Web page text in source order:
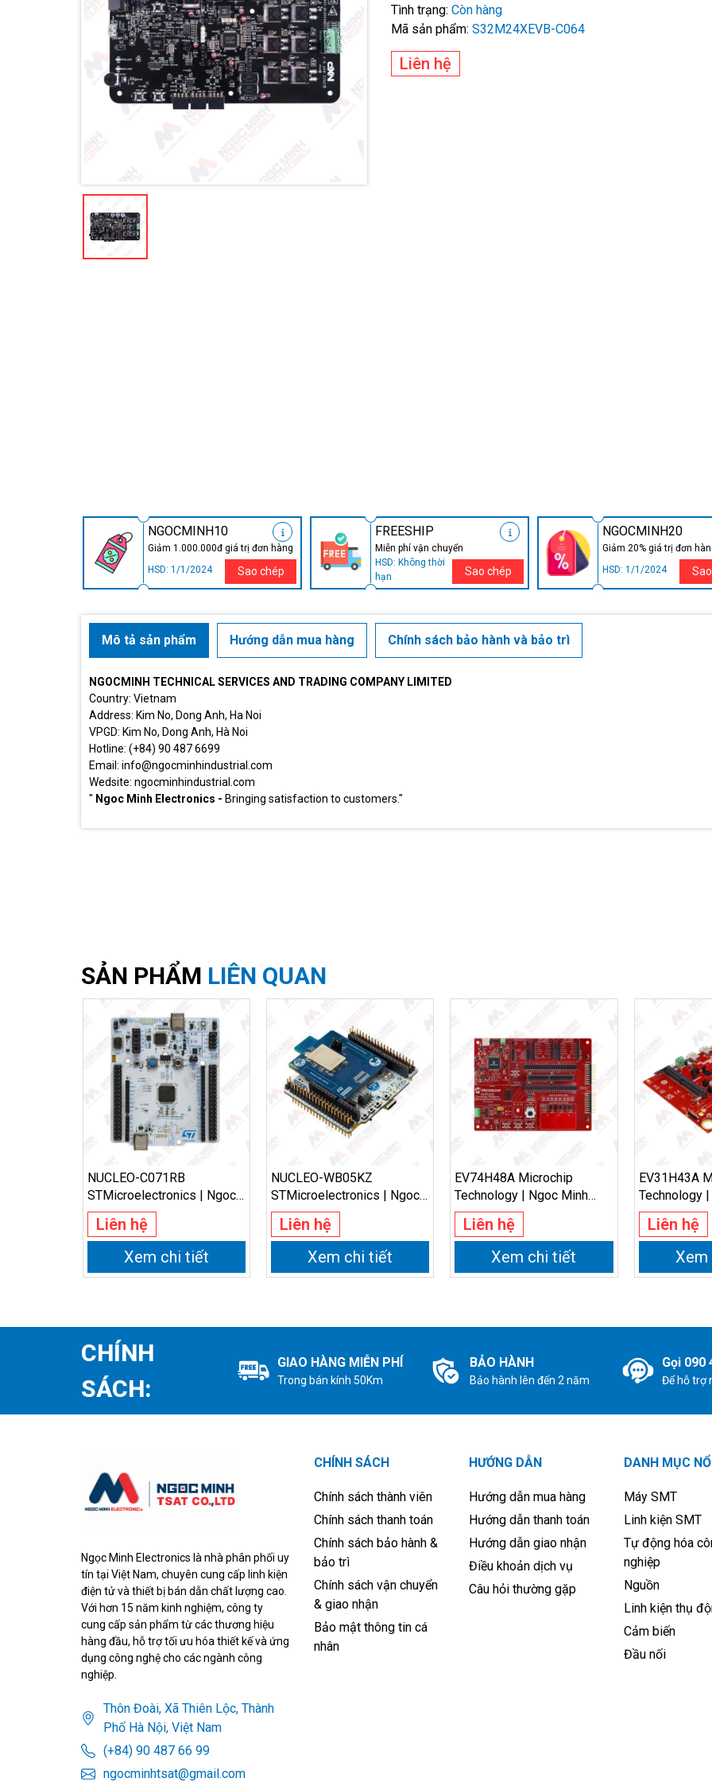
Tình trạng: Còn hàng
Mã sản phẩm: S32M24XEVB-C064
Liên hệ
NGOCMINH10
Giảm 1.000.000đ giá trị đơn hàng
HSD: 1/1/2024
Sao chép
FREESHIP
Miễn phí vận chuyển
HSD: Không thời
hạn
Sao chép
NGOCMINH20
Giảm 20% giá trị đơn
HSD: 1/1/2024
Mô tả sản phẩm Hướng dẫn mua hàng Chính sách bảo hành và bảo trì
NGOCMINH TECHNICAL SERVICES AND TRADING COMPANY LIMITED
Country: Vietnam
Address: Kim No, Dong Anh, Ha Noi
VPGD: Kim No, Dong Anh, Hà Noi
Hotline: (+84) 90 487 6699
Email: info@ngocminhindustrial.com
Wedsite: ngocminhindustrial.com
" Ngoc Minh Electronics - Bringing satisfaction to customers."
SẢN PHẨM LIÊN QUAN
NUCLEO-C071RB
STMicroelectronics | Ngoc
Minh Electronics
Liên hệ
Xem chi tiết
NUCLEO-WB05KZ
STMicroelectronics | Ngoc
Minh Electronics
Liên hệ
Xem chi tiết
EV74H48A Microchip
Technology | Ngoc Minh
Electronics
Liên hệ
Xem chi tiết
EV31H43A
Technology
Electronics
Liên hệ
CHÍNH
SÁCH:
GIAO HÀNG MIỄN PHÍ
Trong bán kính 50Km
BẢO HÀNH
Bảo hành lên đến 2 năm
Gọi 090
Để hỗ trợ
Ngọc Minh Electronics là nhà phân phối uy
tín tại Việt Nam, chuyên cung cấp linh kiện
điện tử và thiết bị bán dẫn chất lượng cao.
Với hơn 15 năm kinh nghiệm, công ty
cung cấp sản phẩm từ các thương hiệu
hàng đầu, hỗ trợ tối ưu hóa thiết kế và ứng
dụng công nghệ cho các ngành công
nghiệp.
Thôn Đoài, Xã Thiên Lộc, Thành
Phố Hà Nội, Việt Nam
(+84) 90 487 66 99
ngocminhtsat@gmail.com
CHÍNH SÁCH
Chính sách thành viên
Chính sách thanh toán
Chính sách bảo hành &
bảo trì
Chính sách vận chuyển
& giao nhận
Bảo mật thông tin cá
nhân
HƯỚNG DẪN
Hướng dẫn mua hàng
Hướng dẫn thanh toán
Hướng dẫn giao nhận
Điều khoản dịch vụ
Câu hỏi thường gặp
DANH MỤC
Máy SMT
Linh kiện SMT
Tự động hóa
nghiệp
Nguồn
Linh kiện thụ
Cảm biến
Đầu nối